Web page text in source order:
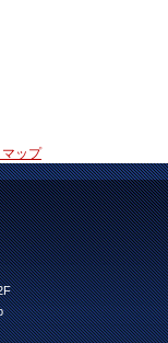
ップ